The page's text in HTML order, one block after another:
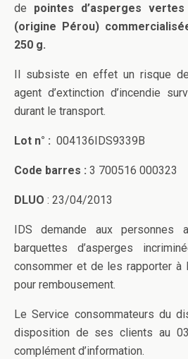
de pointes d’asperges
(origine Pérou)
250 g.
Il subsiste en effet un risque
agent d’extinction d’incendie
durant le transport.
Lot n° : 004136IDS9339B
Code barres : 3 700516 000323
DLUO : 23/04/2013
IDS demande aux personnes
barquettes d’asperges
consommer et de les rapporter à
pour rembousement.
Le Service consommateurs du
disposition de ses clients au
complément d’information.